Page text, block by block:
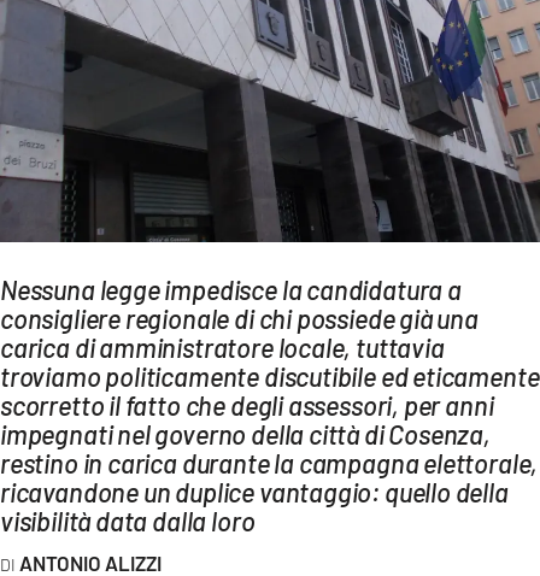
Streaming
LAC TV
LAC NETWORK
LAC ONAIR
LaC
Network
LACPLAY.IT
LACTV.IT
LACONAIR.IT
Nessuna legge impedisce la candidatura a
consigliere regionale di chi possiede già una
carica di amministratore locale, tuttavia
troviamo politicamente discutibile ed eticamente
scorretto il fatto che degli assessori, per anni
impegnati nel governo della città di Cosenza,
restino in carica durante la campagna elettorale,
ricavandone un duplice vantaggio: quello della
visibilità data dalla loro
ANTONIO ALIZZI